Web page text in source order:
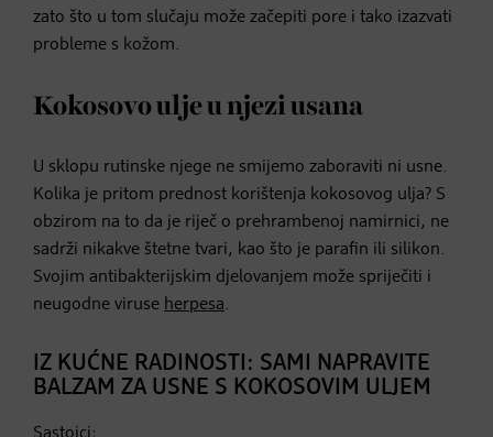
zato što u tom slučaju može začepiti pore i tako izazvati
probleme s kožom.
Kokosovo ulje u njezi usana
U sklopu rutinske njege ne smijemo zaboraviti ni usne.
Kolika je pritom prednost korištenja kokosovog ulja? S
obzirom na to da je riječ o prehrambenoj namirnici, ne
sadrži nikakve štetne tvari, kao što je parafin ili silikon.
Svojim antibakterijskim djelovanjem može spriječiti i
neugodne viruse herpesa.
IZ KUĆNE RADINOSTI: SAMI NAPRAVITE
BALZAM ZA USNE S KOKOSOVIM ULJEM
Sastojci: